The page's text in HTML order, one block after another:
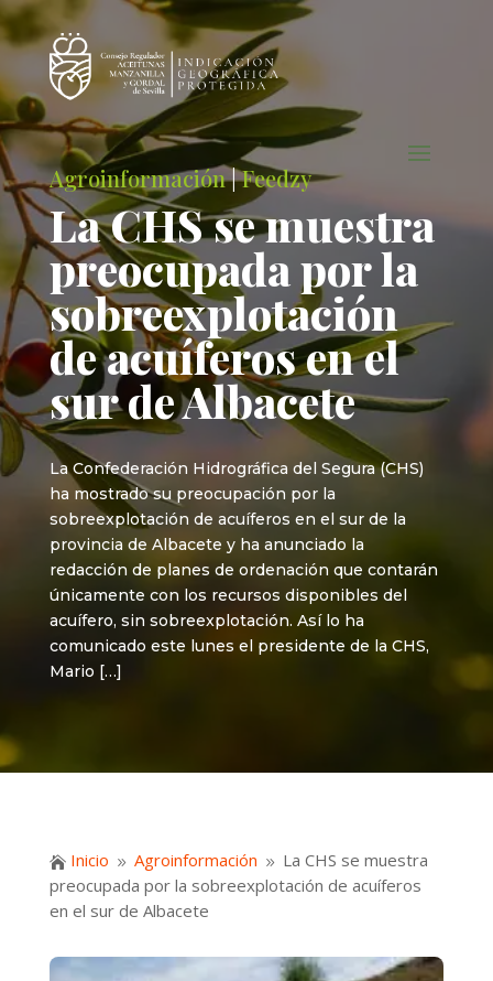
Agroinformación|Feedzy
La CHS se muestra
preocupada por la
sobreexplotación
de acuíferos en el
sur de Albacete
La Confederación Hidrográfica del Segura (CHS)
ha mostrado su preocupación por la
sobreexplotación de acuíferos en el sur de la
provincia de Albacete y ha anunciado la
redacción de planes de ordenación que contarán
únicamente con los recursos disponibles del
acuífero, sin sobreexplotación. Así lo ha
comunicado este lunes el presidente de la CHS,
Mario […]
 Inicio 9 Agroinformación 9 La CHS se muestra
preocupada por la sobreexplotación de acuíferos
en el sur de Albacete